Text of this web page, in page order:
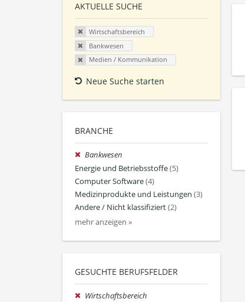
AKTUELLE SUCHE
Wirtschaftsbereich
Bankwesen
Medien / Kommunikation
Neue Suche starten
BRANCHE
Bankwesen
Energie und Betriebsstoffe(5)
Computer Software(4)
Medizinprodukte und Leistungen (3)
Andere / Nicht klassifiziert(2)
mehr anzeigen »
GESUCHTE BERUFSFELDER
Wirtschaftsbereich